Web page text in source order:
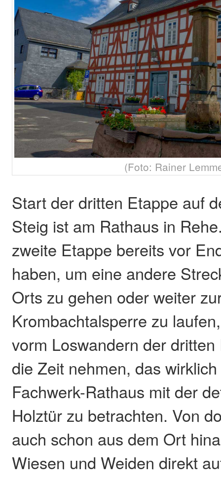
(Foto: Rainer
Start der dritten Etappe auf
Steig ist am Rathaus in
zweite Etappe bereits vor
haben, um eine andere
Orts zu gehen oder weiter
Krombachtalsperre zu
vorm Loswandern der
die Zeit nehmen, das
Fachwerk-Rathaus mit der
Holztür zu betrachten. Von
auch schon aus dem Ort
Wiesen und Weiden direkt